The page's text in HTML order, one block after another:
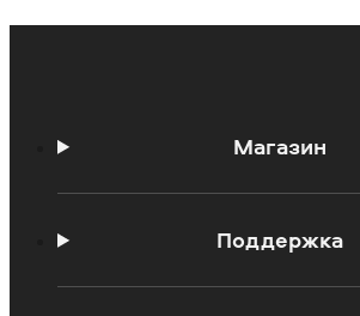
Магазин
Программы для MacПоддержка